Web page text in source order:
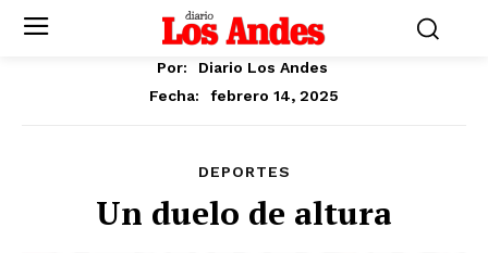
Por:
Diario Los Andes
Fecha:
febrero 14, 2025
DEPORTES
Un duelo de altura